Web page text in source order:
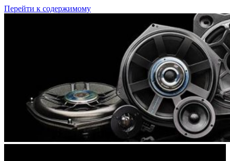
Перейти к содержимому